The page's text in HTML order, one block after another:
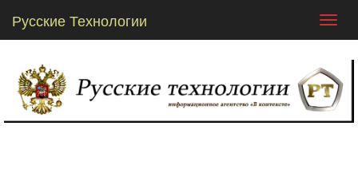
Русские Технологии